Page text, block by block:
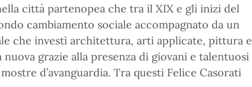
città partenopea che tra il XIX e gli inizi del
cambiamento sociale accompagnato da un
che investì architettura, arti applicate, pittura e
grazie alla presenza di giovani e talentuosi
d’avanguardia. Tra questi Felice Casorati